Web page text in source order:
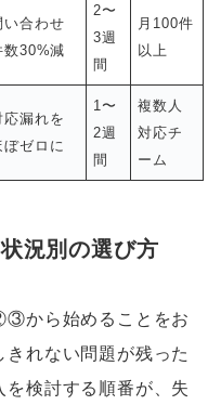
い合わせ
数30%減
2〜
3週
間
月100件
以上
応漏れを
ぼゼロに
1〜
2週
間
複数人
対応チ
ーム
況別の選び方
から始めることをお
れない問題が残った
検討する順番が、失